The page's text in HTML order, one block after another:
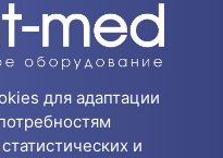
для адаптации
и